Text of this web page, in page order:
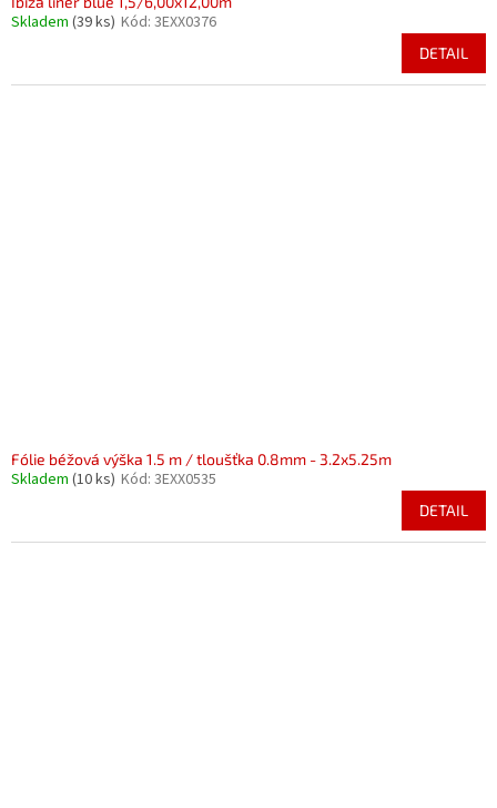
Skladem (39 ks) Kód: 3EXX0376
DETAIL
Fólie béžová výška 1.5 m / tloušťka 0.8mm - 3.2x5.25m
Skladem (10 ks) Kód: 3EXX0535
DETAIL